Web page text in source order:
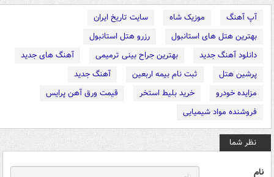
آپ آهنگ موزیک شاه
سایت تاریخ ایران
بهترین هتل های استانبول
رزرو هتل استانبول
دانلود آهنگ جدید
بهترین جراح بینی ترمیمی
آهنگ های جدید
پرشین هتل
ثبت نام بیمه اربعین
آهنگ جدید
مزایده خودرو
خرید بلیط استخر
قیمت ورق آهن پرایس
فروشنده مواد شیمیایی
نظر شما
نام